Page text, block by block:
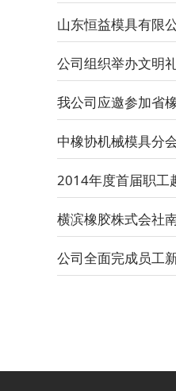
山东恒益模具有限
公司组织举办文明
我公司应邀参加省
中橡协机械模具分
2014年度首届职工
横滨橡胶株式会社
公司全面完成员工